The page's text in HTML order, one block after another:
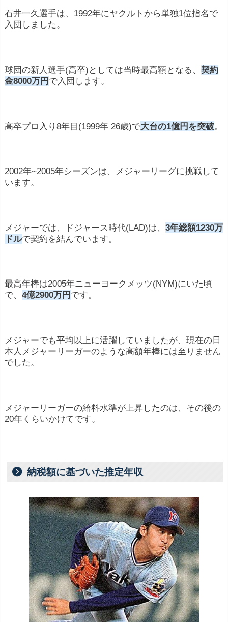
石井一久選手は、1992年にヤクルトから単独1位指名で
入団しました。
球団の新人選手(高卒)としては当時最高額となる、 契約
金8000万円で入団します。
高卒プロ入り8年目(1999年 26歳)で大台の1億円を突破。
2002年~2005年シーズンは、メジャーリーグに挑戦して
います。
メジャーでは、ドジャース時代(LAD)は、 3年総額1230万
ドルで契約を結んでいます。
最高年棒は2005年ニューヨークメッツ(NYM)にいた頃
で、 4億2900万円 です。
メジャーでも平均以上に活躍していましたが、現在の日
本人メジャーリーガーのような高額年棒には至りません
でした。
メジャーリーガーの給料水準が上昇したのは、その後の
20年くらいかけてです。
納税額に基づいた推定年収